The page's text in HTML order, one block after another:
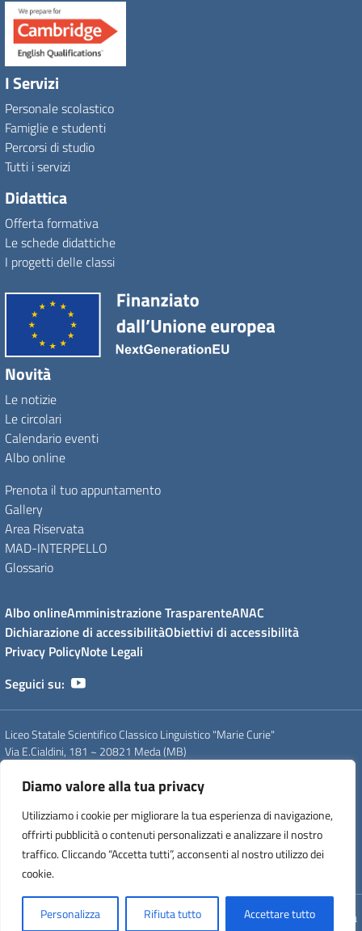
Diamo valore alla tua privacy
Utilizziamo i cookie per migliorare la tua esperienza di navigazione,
offrirti pubblicità o contenuti personalizzati e analizzare il nostro
traffico. Cliccando “Accetta tutti”, acconsenti al nostro utilizzo dei
cookie.
Personalizza Rifiuta tutto Accettare tutto
I Servizi
Personale scolastico
Famiglie e studenti
Percorsi di studio
Tutti i servizi
Didattica
Offerta formativa
Le schede didattiche
I progetti delle classi
Novità
Le notizie
Le circolari
Calendario eventi
Albo online
Prenota il tuo appuntamento
Gallery
Area Riservata
MAD-INTERPELLO
Glossario
Albo onlineAmministrazione TrasparenteANAC
Dichiarazione di accessibilitàObiettivi di accessibilità
Privacy PolicyNote Legali
Seguici su:
Liceo Statale Scientifico Classico Linguistico "Marie Curie"
Via E.Cialdini, 181 ~ 20821 Meda (MB)
PEO: mbps20000g@istruzione.it
: 83008560159
CUU: UFDC93
: MBPS20000G
: istsc_mips20000p
Concept & Design by Designers Italia